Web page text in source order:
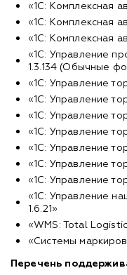
«1С: Комплексная
«1С: Комплексная
«1С: Комплексная
«1С: Управление
1.3.134 (Обычные
«1С: Управление
«1С: Управление
«1С: Управление
«1С: Управление
«1С: Управление
«1С: Управление
«1С: Управление
«1С: Управление
1.6.21»
«WMS: Total
«Системы
Перечень